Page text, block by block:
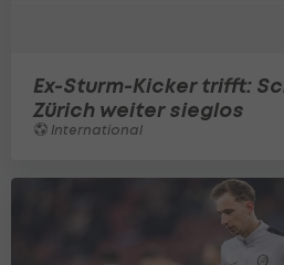
Ex-Sturm-Kicker trifft:
Zürich weiter sieglos
International